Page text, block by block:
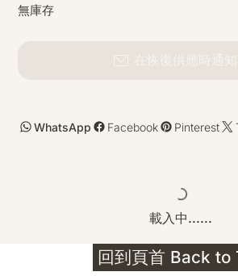
無庫存
Facebook
WhatsApp Pinterest
載入中......
回到頁首 Back to